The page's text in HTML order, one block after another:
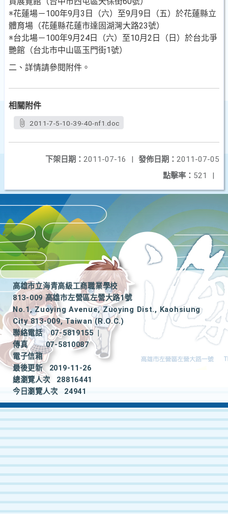
※花蓮場－100年9月3日（六）至9月9日（五）於花蓮縣立
體育場（花蓮縣花蓮市達固湖灣大路23號）
※台北場－100年9月24日（六）至10月2日（日）於台北爭
艷館（台北市中山區玉門街1號）
二、詳情請參閱附件。
相關附件
2011-7-5-10-39-40-nf1.doc
發佈日期： 2011-07-05
下架日期： 2011-07-16
|
點擊率： 521 |
高雄市立海青高級工商職業學校
813-009 高雄市左營區左營大路1號
No.1, Zuoying Avenue, Zuoying Dist., Kaohsiung
City 813-009, Taiwan (R.O.C.)
聯絡電話
07-5819155
|
傳真
07-5810087
電子信箱
最後更新
2019-11-26
總瀏覽人次
28816441
今日瀏覽人次
24941